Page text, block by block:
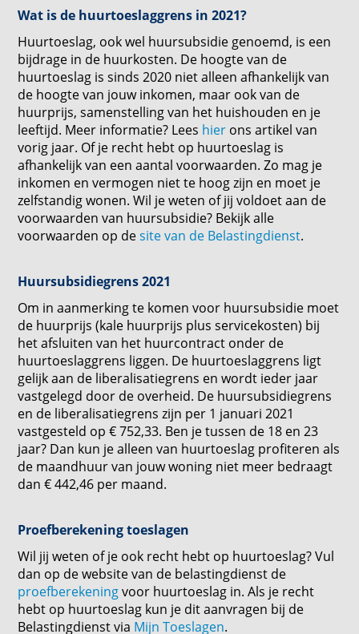
Wat is de huurtoeslaggrens in 2021?
Huurtoeslag, ook wel huursubsidie genoemd, is een
bijdrage in de huurkosten. De hoogte van de
huurtoeslag is sinds 2020 niet alleen afhankelijk van
de hoogte van jouw inkomen, maar ook van de
huurprijs, samenstelling van het huishouden en je
leeftijd. Meer informatie? Lees hier ons artikel van
vorig jaar. Of je recht hebt op huurtoeslag is
afhankelijk van een aantal voorwaarden. Zo mag je
inkomen en vermogen niet te hoog zijn en moet je
zelfstandig wonen. Wil je weten of jij voldoet aan de
voorwaarden van huursubsidie? Bekijk alle
voorwaarden op desite van de Belastingdienst.
Huursubsidiegrens 2021
Om in aanmerking te komen voor huursubsidie moet
de huurprijs (kale huurprijs plus servicekosten) bij
het afsluiten van het huurcontract onder de
huurtoeslaggrens liggen. De huurtoeslaggrens ligt
gelijk aan de liberalisatiegrens en wordt ieder jaar
vastgelegd door de overheid. De huursubsidiegrens
en de liberalisatiegrens zijn per 1 januari 2021
vastgesteld op € 752,33. Ben je tussen de 18 en 23
jaar? Dan kun je alleen van huurtoeslag profiteren als
de maandhuur van jouw woning niet meer bedraagt
dan € 442,46 per maand.
Proefberekening toeslagen
Wil jij weten of je ook recht hebt op huurtoeslag? Vul
dan op de website van de belastingdienst de
proefberekeningvoor huurtoeslag in. Als je recht
hebt op huurtoeslag kun je dit aanvragen bij de
Belastingdienst via Mijn Toeslagen.